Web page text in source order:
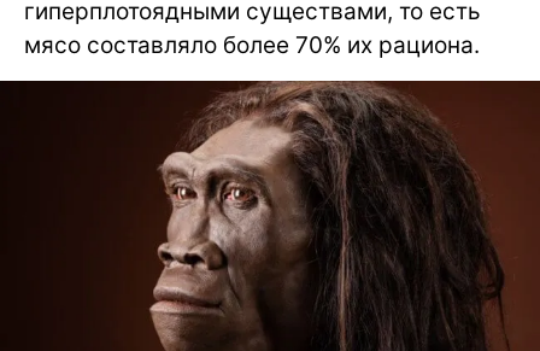
гиперплотоядными существами, то есть
мясо составляло более 70% их рациона.